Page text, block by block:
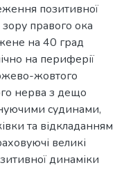
позитивної
зору правого ока
на 40 град
на периферії
жовтого
нерва з дещо
судинами,
та відкладанням
великі
динаміки